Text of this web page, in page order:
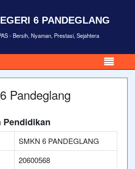
6 PANDEGLANG
- Bersih, Nyaman, Prestasi, Sejahtera
Pandeglang
Pendidikan
SMKN 6 PANDEGLANG
20600568